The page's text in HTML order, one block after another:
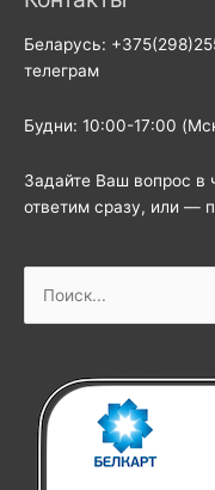
Беларусь:
телеграм
Будни: 10:00-17:00
Задайте Ваш вопрос в
ответим сразу, или —